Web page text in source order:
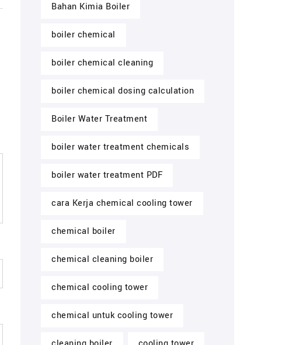
Bahan Kimia Boiler
boiler chemical
boiler chemical cleaning
boiler chemical dosing calculation
Boiler Water Treatment
boiler water treatment chemicals
boiler water treatment PDF
cara Kerja chemical cooling tower
chemical boiler
chemical cleaning boiler
chemical cooling tower
chemical untuk cooling tower